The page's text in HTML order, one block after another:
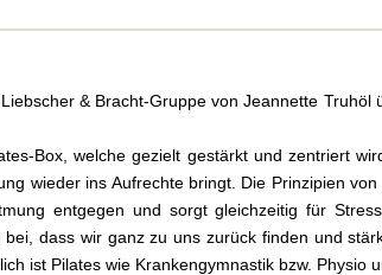
& Bracht-Gruppe von Jeannette
Box, welche gezielt gestärkt und zentriert
wieder ins Aufrechte bringt. Die Prinzipien
entgegen und sorgt gleichzeitig für
dass wir ganz zu uns zurück finden und
ist Pilates wie Krankengymnastik bzw. Physio